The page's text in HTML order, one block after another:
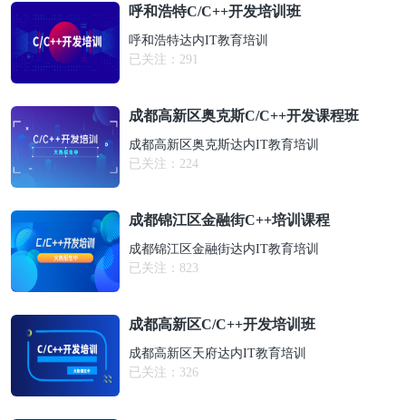
呼和浩特C/C++开发培训班
呼和浩特达内IT教育培训
已关注： 291
成都高新区奥克斯C/C++开发课程班
成都高新区奥克斯达内IT教育培训
已关注： 224
成都锦江区金融街C++培训课程
成都锦江区金融街达内IT教育培训
已关注： 823
成都高新区C/C++开发培训班
成都高新区天府达内IT教育培训
已关注： 326